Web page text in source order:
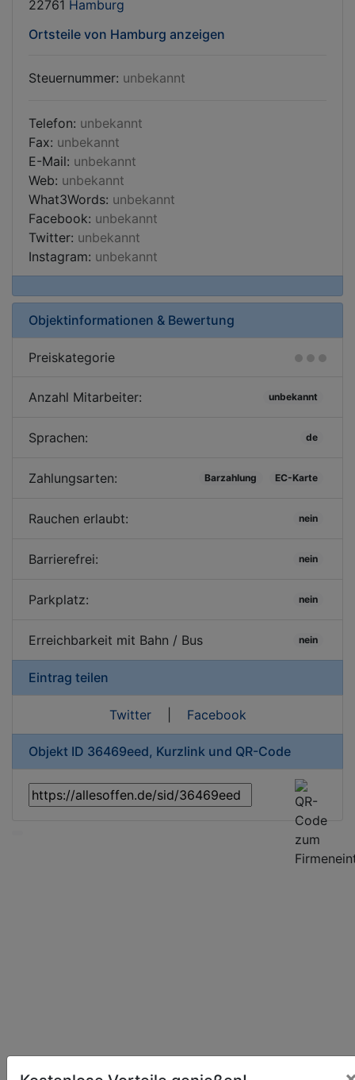
22761 Hamburg
Ortsteile von Hamburg anzeigen
Steuernummer: unbekannt
Telefon: unbekannt
Fax: unbekannt
E-Mail: unbekannt
Web: unbekannt
What3Words: unbekannt
Facebook: unbekannt
Twitter: unbekannt
Instagram: unbekannt
Objektinformationen & Bewertung
Preiskategorie
Anzahl Mitarbeiter: unbekannt
Sprachen: de
Zahlungsarten: Barzahlung EC-Karte
Rauchen erlaubt: nein
Barrierefrei: nein
Parkplatz: nein
Erreichbarkeit mit Bahn / Bus nein
Eintrag teilen
Twitter| Facebook
Objekt ID 36469eed, Kurzlink und QR-Code